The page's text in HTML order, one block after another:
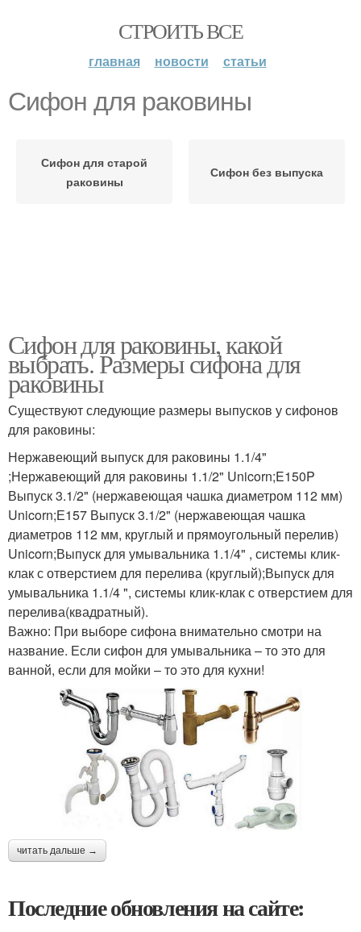
СТРОИТЬ ВСЕ
главная новости статьи
Сифон для раковины
Сифон для старой
раковины
Сифон без выпуска
Сифон для раковины, какой
выбрать. Размеры сифона для
раковины
Существуют следующие размеры выпусков у сифонов
для раковины:
Нержавеющий выпуск для раковины 1.1/4"
;Нержавеющий для раковины 1.1/2" Unicorn;E150P
Выпуск 3.1/2" (нержавеющая чашка диаметром 112 мм)
Unicorn;Е157 Выпуск 3.1/2" (нержавеющая чашка
диаметров 112 мм, круглый и прямоугольный перелив)
Unicorn;Выпуск для умывальника 1.1/4" , системы клик-
клак с отверстием для перелива (круглый);Выпуск для
умывальника 1.1/4 ", системы клик-клак с отверстием для
перелива(квадратный).
Важно: При выборе сифона внимательно смотри на
название. Если сифон для умывальника – то это для
ванной, если для мойки – то это для кухни!
читать дальше →
Последние обновления на сайте: